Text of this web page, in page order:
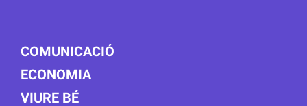
COMUNICACIÓ
ECONOMIA
VIURE BÉ